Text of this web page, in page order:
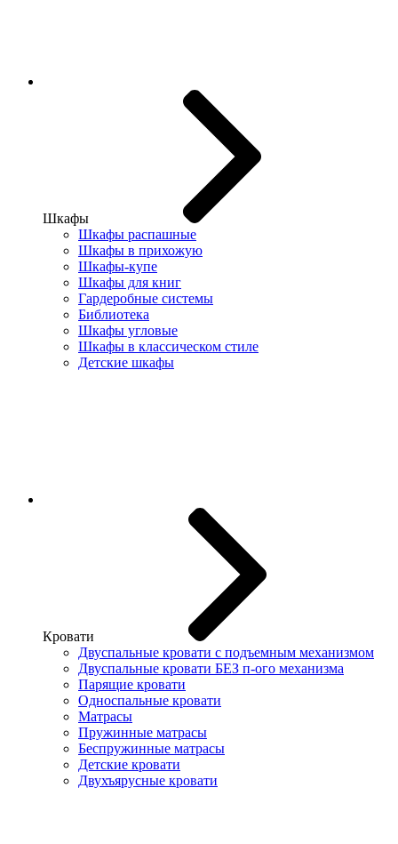
Шкафы
Шкафы распашные
Шкафы в прихожую
Шкафы-купе
Шкафы для книг
Гардеробные системы
Библиотека
Шкафы угловые
Шкафы в классическом стиле
Детские шкафы
Кровати
Двуспальные кровати с подъемным механизмом
Двуспальные кровати БЕЗ п-ого механизма
Парящие кровати
Односпальные кровати
Матрасы
Пружинные матрасы
Беспружинные матрасы
Детские кровати
Двухъярусные кровати